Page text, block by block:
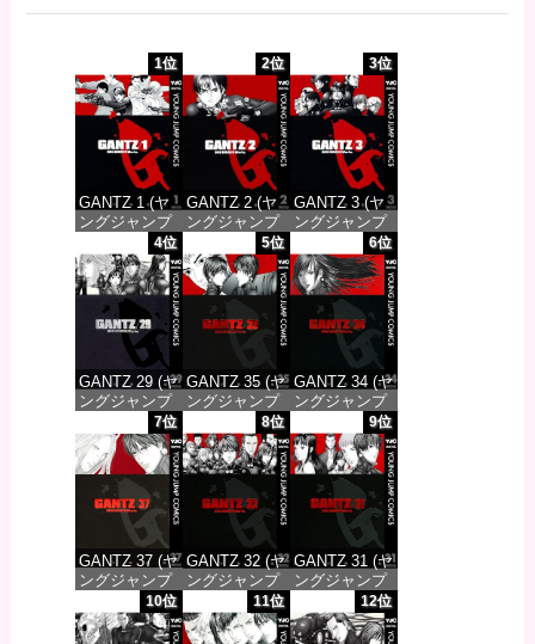
1位
GANTZ 1 (ヤ
ングジャンプ
コミックス
DIGITAL)
価格：¥617
2位
GANTZ 2 (ヤ
ングジャンプ
コミックス
DIGITAL)
価格：¥617
3位
GANTZ 3 (ヤ
ングジャンプ
コミックス
DIGITAL)
価格：¥617
4位
GANTZ 29 (ヤ
ングジャンプ
コミックス
DIGITAL)
価格：¥647
5位
GANTZ 35 (ヤ
ングジャンプ
コミックス
DIGITAL)
価格：¥647
6位
GANTZ 34 (ヤ
ングジャンプ
コミックス
DIGITAL)
価格：¥647
7位
GANTZ 37 (ヤ
ングジャンプ
コミックス
DIGITAL)
8位
GANTZ 32 (ヤ
ングジャンプ
コミックス
DIGITAL)
9位
GANTZ 31 (ヤ
ングジャンプ
コミックス
DIGITAL)
10位 11位 12位